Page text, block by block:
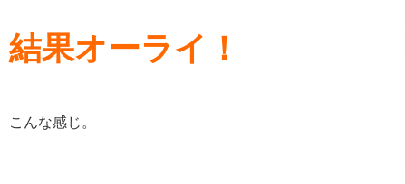
結果オーライ！
こんな感じ。